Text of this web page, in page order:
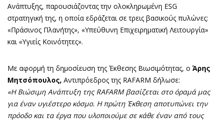
Ανάπτυξης, παρουσιάζοντας την ολοκληρωμένη ESG
στρατηγική της, η οποία εδράζεται σε τρεις βασικούς πυλώνες:
«Πράσινος Πλανήτης», «Υπεύθυνη Επιχειρηματική Λειτουργία»
και «Υγιείς Κοινότητες».
Με αφορμή τη δημοσίευση της Έκθεσης Βιωσιμότητας, ο Άρης
Μητσόπουλος, Αντιπρόεδρος της RAFARM δήλωσε:
«H Βιώσιμη Ανάπτυξη της RAFARM βασίζεται στο όραμά μας
για έναν υγιέστερο κόσμο. Η πρώτη Έκθεση αποτυπώνει την
πρόοδο και τα έργα που υλοποιούμε σε κάθε έναν από τους